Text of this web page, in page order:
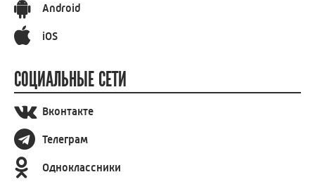
Android
iOS
СОЦИАЛЬНЫЕ СЕТИ
Вконтакте
Телеграм
Одноклассники